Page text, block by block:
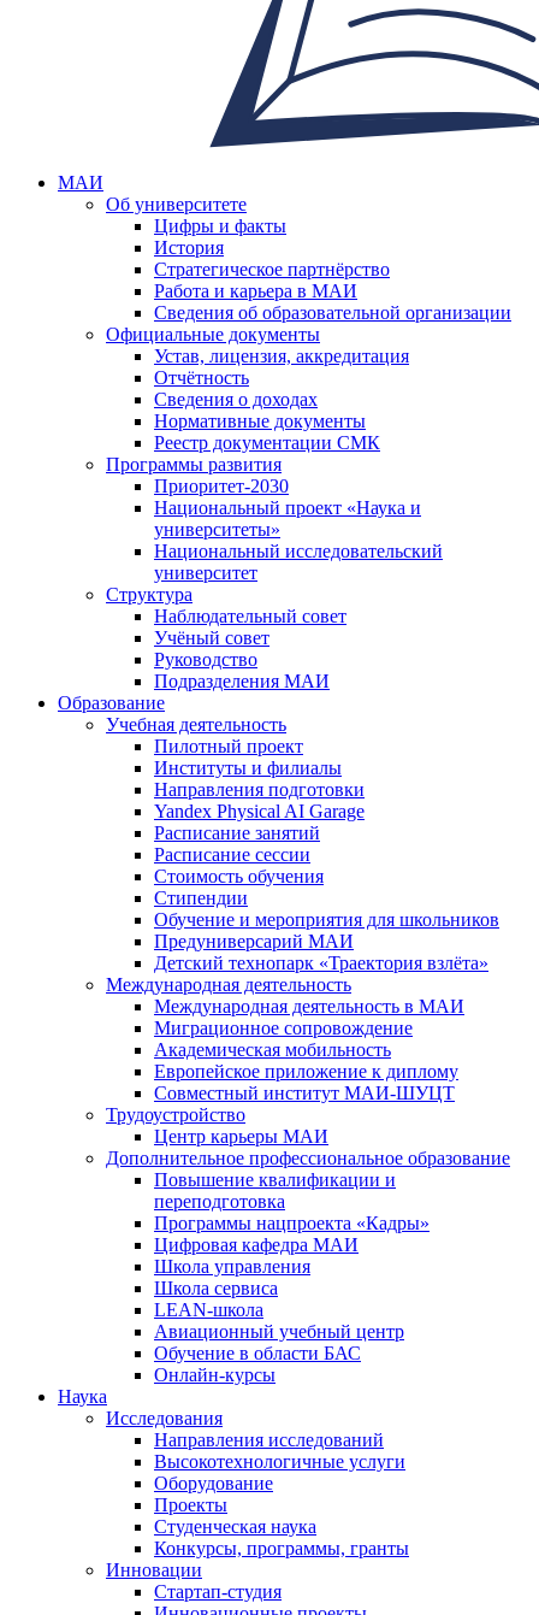
МАИ
Об университете
Цифры и факты
История
Стратегическое партнёрство
Работа и карьера в МАИ
Сведения об образовательной организации
Официальные документы
Устав, лицензия, аккредитация
Отчётность
Сведения о доходах
Нормативные документы
Реестр документации СМК
Программы развития
Приоритет-2030
Национальный проект «Наука и
университеты»
Национальный исследовательский
университет
Структура
Наблюдательный совет
Учёный совет
Руководство
Подразделения МАИ
Образование
Учебная деятельность
Пилотный проект
Институты и филиалы
Направления подготовки
Yandex Physical AI Garage
Расписание занятий
Расписание сессии
Стоимость обучения
Стипендии
Обучение и мероприятия для школьников
Предуниверсарий МАИ
Детский технопарк «Траектория взлёта»
Международная деятельность
Международная деятельность в МАИ
Миграционное сопровождение
Академическая мобильность
Европейское приложение к диплому
Совместный институт МАИ-ШУЦТ
Трудоустройство
Центр карьеры МАИ
Дополнительное профессиональное образование
Повышение квалификации и
переподготовка
Программы нацпроекта «Кадры»
Цифровая кафедра МАИ
Школа управления
Школа сервиса
LEAN-школа
Авиационный учебный центр
Обучение в области БАС
Онлайн-курсы
Наука
Исследования
Направления исследований
Высокотехнологичные услуги
Оборудование
Проекты
Студенческая наука
Конкурсы, программы, гранты
Инновации
Стартап-студия